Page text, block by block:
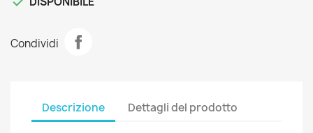
Condividi
Descrizione Dettagli del prodotto